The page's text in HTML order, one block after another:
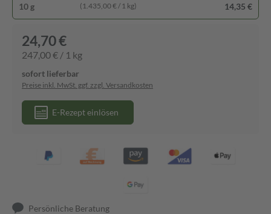
10 g (1.435,00 € / 1 kg) 14,35 €
24,70 €
247,00 € / 1 kg
sofort lieferbar
Preise inkl. MwSt. ggf. zzgl. Versandkosten
E-Rezept einlösen
Persönliche Beratung